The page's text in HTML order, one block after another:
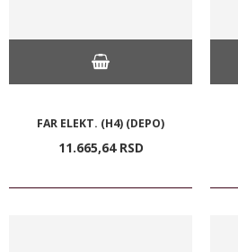
FAR ELEKT. (H4) (DEPO)
11.665,64 RSD